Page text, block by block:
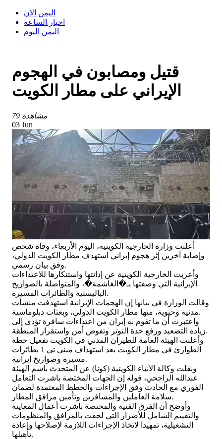
اليمن الان
اخبار الساعه
اليمن اليوم
قتيل ومصابون في الهجوم
الإيراني على مطار الكويت
79 مشاهدة
03 Jun
أعلنت وزارة الخارجية الكويتية، اليوم الأربعاء، وفاة شخص
وإصابة آخرين إثر هجوم إيراني استهدف مطار الكويت الدولي،
وفق بيان رسمي.
وأعربت الخارجية الكويتية عن إدانتها واستنكارها للاعتداءات
الإيرانية التي وصفتها بـ�الغاشمة�، والمتواصلة بالصواريخ
الباليستية والطائرات المسيرة.
وقالت الوزارة في بيانها إن الهجمات الإيرانية استهدفت منشآت
مدنية وحيوية، منها مطار الكويت الدولي، وبعثات دبلوماسية.
واعتبرت أن ما تقوم به إيران من اعتداءات سافرة تؤدي إلى
زيادة التصعيد ورفع حدة التوتر وتفوض أمن واستقرار المنطقة.
وأعلنت الهيئة العامة للطيران المدني في الكويت تفعيل خطة
الطوارئ في مطار الكويت بعد استهداف مبنى تي 1 بطائرات
مسيرة وصواريخ إيرانية.
ونقلت وكالة الأنباء الكويتية (كونا) عن المتحدث باسم الهيئة
عبدالله الراجحي، قوله إن الجهات المختصة باشرت التعامل
الفوري مع الحادث وفق الإجراءات والخطط المعتمدة لضمان
سلامة العاملين والمسافرين وتأمين مرافق المطار.
وأوضح أن الفرق الفنية والمختصة باشرت أعمال المعاينة
والتقييم الشامل للأضرار التي لحقت بالمرافق والمنظومات
التشغيلية، تمهيدا لاتخاذ الإجراءات اللازمة لإصلاحها وإعادة
تأهيلها.